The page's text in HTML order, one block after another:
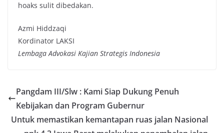
hoaks sulit dibedakan.
Azmi Hiddzaqi
Kordinator LAKSI
Lembaga Advokasi Kajian Strategis Indonesia
Pangdam III/Slw : Kami Siap Dukung Penuh
Kebijakan dan Program Gubernur
Untuk memastikan kemantapan ruas jalan Nasional